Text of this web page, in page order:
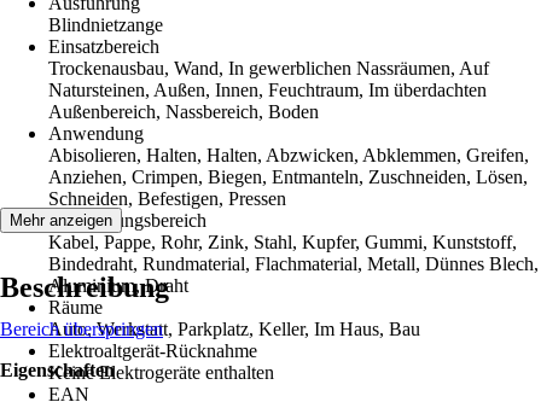
Blindnietzange
Einsatzbereich
Trockenausbau, Wand, In gewerblichen Nassräumen, Auf
Natursteinen, Außen, Innen, Feuchtraum, Im überdachten
Außenbereich, Nassbereich, Boden
Anwendung
Abisolieren, Halten, Halten, Abzwicken, Abklemmen, Greifen,
Anziehen, Crimpen, Biegen, Entmanteln, Zuschneiden, Lösen,
Schneiden, Befestigen, Pressen
Anwendungsbereich
Kabel, Pappe, Rohr, Zink, Stahl, Kupfer, Gummi, Kunststoff,
Bindedraht, Rundmaterial, Flachmaterial, Metall, Dünnes Blech,
Aluminium, Draht
Räume
Auto, Werkstatt, Parkplatz, Keller, Im Haus, Bau
Elektroaltgerät-Rücknahme
Keine Elektrogeräte enthalten
EAN
Mehr anzeigen
Beschreibung
Bereich überspringen
Eigenschaften